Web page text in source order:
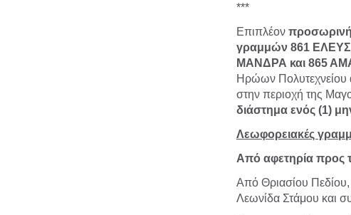
***
Επιπλέον
γραμμών 861
ΜΑΝΔΡΑ και 865
Ηρώων Πολυτεχνείου
στην περιοχή της
διάστημα ενός (1)
Λεωφορειακές
Από αφετηρία προς
Από Θριασίου Πεδίου,
Λεωνίδα Στάμου και